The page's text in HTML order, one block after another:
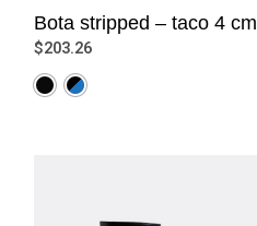
Bota stripped – taco 4 cm
$203.26